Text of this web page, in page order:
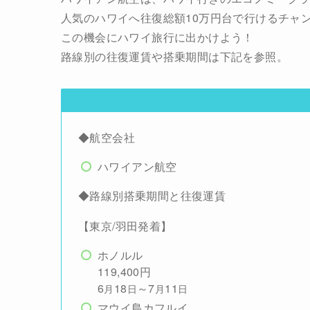
人気のハワイへ往復総額10万円台で行けるチャ
この機会にハワイ旅行に出かけよう！
路線別の往復運賃や搭乗期間は下記を参照。
◆航空会社
ハワイアン航空
◆路線別搭乗期間と往復運賃
【東京/羽田発着】
ホノルル
119,400円
6月 18日 ～7月11 日